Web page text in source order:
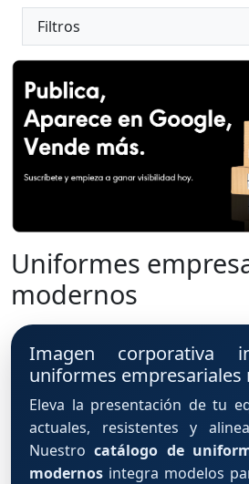
Filtros
Uniformes
modernos
Imagen corporativa
uniformes empresariales
Eleva la presentación de tu
actuales, resistentes y
Nuestrocatálogo de
modernos integra modelos